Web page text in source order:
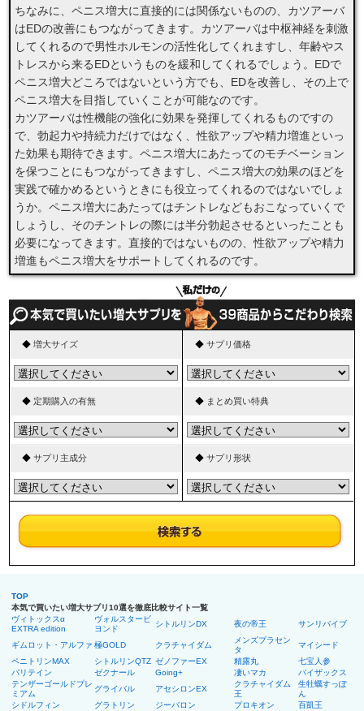
ちなみに、ペニス増大に直接的には関係ないものの、カツアーバ
はEDの改善にもつながってきます。カツアーバは中枢神経を刺激
してくれるので男性ホルモンの活性化してくれますし、年齢やス
トレスから来るEDというものを緩和してくれるでしょう。EDで
ペニス増大どころではないという方でも、EDを改善し、その上で
ペニス増大を目指していくことが可能なのです。
カツアーバは性機能の強化に効果を発揮してくれるものですの
で、勃起力や持続力だけではなく、性欲アップや精力増進といっ
た効果も期待できます。ペニス増大にあたってのモチベーション
を保つことにもつながってきますし、ペニス増大の効果のほどを
実践で確かめるというときにも役立ってくれるのではないでしょ
うか。ペニス増大にあたってはチントレなどもおこなっていくで
しょうし、そのチントレの際には半分勃起させるといったことも
必要になってきます。直接的ではないものの、性欲アップや精力
増進もペニス増大をサポートしてくれるのです。
◆ 増大サイズ ◆ サプリ価格
◆ 定期購入の有無 ◆ まとめ買い特典
◆ サプリ主成分 ◆ サプリ形状
TOP
本気で買いたい増大サプリ10選を徹底比較サイト一覧
ヴィトックスα
EXTRA edition
ヴォルスタービ
ヨンド
シトルリンDX 夜の帝王 サンリバイブ
ギムロット・アルファ 極GOLD クラチャイダム
メンズプラセン
タ
マイシード
ペニトリンMAX
シトルリンQTZ ゼノファーEX 精露丸
七宝人参
バリテイン
ゼクナール Going+ 凄いマカ
バイザックス
テンザーゴールドプレ
ミアム
グライバル アセシロンEX
クラチャイダム
王
生牡蠣すっぽ
ん
シドルフィン
グラトリン ジーバロン プロキオン
百凱王